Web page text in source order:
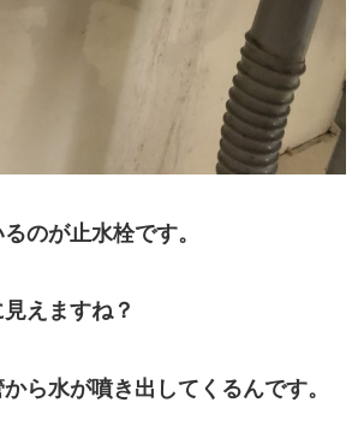
のが止水栓です。
えますね？
ら水が噴き出してくるんです。